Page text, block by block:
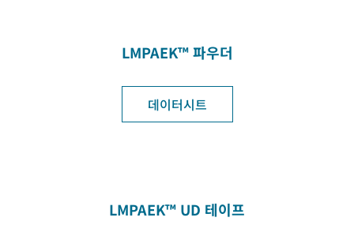
LMPAEK™ 파우더
데이터시트
LMPAEK™ UD 테이프